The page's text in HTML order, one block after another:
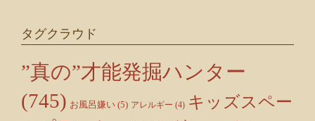
タグクラウド
”真の”才能発掘ハンター
(745) お風呂嫌い (5) アレルギー (4) キッズスペー